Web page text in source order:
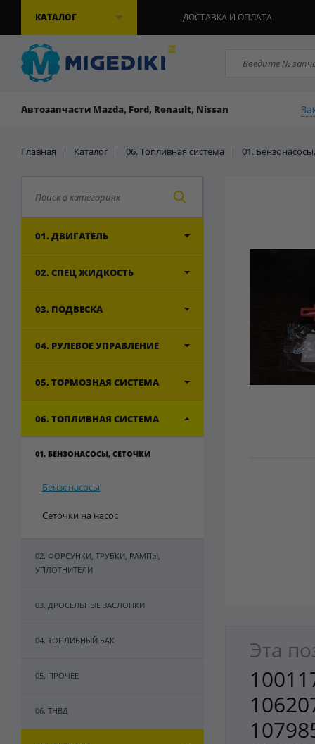
КАТАЛОГ ДОСТАВКА И ОПЛАТА
Автозапчасти Mazda, Ford, Renault, Nissan
Главная | Каталог | 06. Топливная система | 01.
01. ДВИГАТЕЛЬ
02. СПЕЦ ЖИДКОСТЬ
03. ПОДВЕСКА
04. РУЛЕВОЕ УПРАВЛЕНИЕ
05. ТОРМОЗНАЯ СИСТЕМА
06. ТОПЛИВНАЯ СИСТЕМА
01. БЕНЗОНАСОСЫ, СЕТОЧКИ
Бензонасосы
Сеточки на насос
02. ФОРСУНКИ, ТРУБКИ, РАМПЫ,
УПЛОТНИТЕЛИ
03. ДРОСЕЛЬНЫЕ ЗАСЛОНКИ
04. ТОПЛИВНЫЙ БАК
05. ПРОЧЕЕ
06. ТНВД
Эта